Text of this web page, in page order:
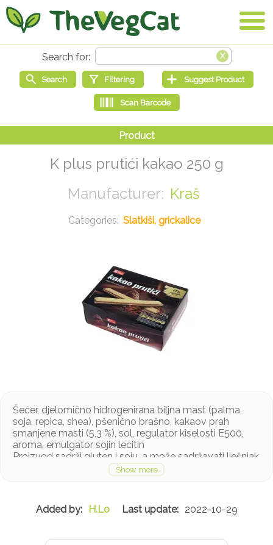
K plus prutići kakao 250 g
Kraš
Slatkiši, grickalice
Šećer, djelomično hidrogenirana biljna mast (palma,
soja, repica, shea), pšenično brašno, kakaov prah
smanjene masti (5,3 %), sol, regulator kiselosti E500,
aroma, emulgator sojin lecitin
Proizvod sadrži gluten i soju, a može sadržavati lješnjak
H.Lo 2022-10-29